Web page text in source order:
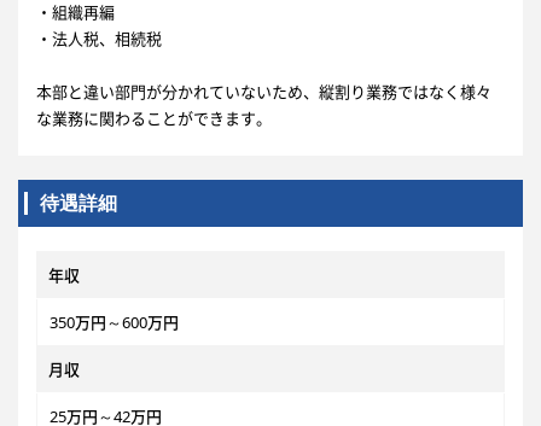
・組織再編
・法人税、相続税
本部と違い部門が分かれていないため、縦割り業務ではなく様々
な業務に関わることができます。
待遇詳細
年収
350万円～600万円
月収
25万円～42万円